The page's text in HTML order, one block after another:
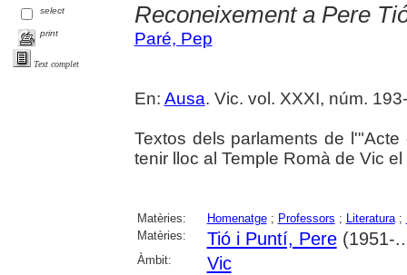
select
print
Text complet
Reconeixement a Pere
Paré, Pep
En: Ausa. Vic. vol. XXXI, núm.
Textos dels parlaments de
tenir lloc al Temple Romà de Vic
Matèries: Homenatge; Professors ; Literatura;
Matèries:
Tió i Puntí, Pere(1951-
Àmbit: Vic